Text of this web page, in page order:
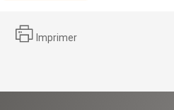
Imprimer